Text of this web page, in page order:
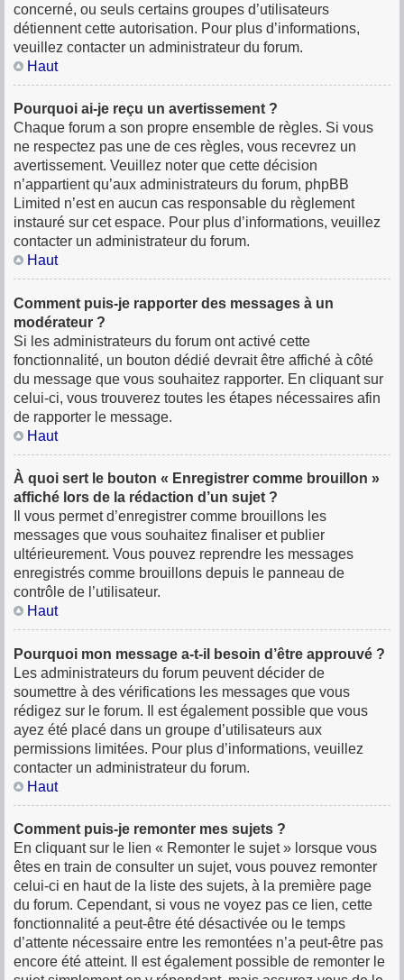
concerné, ou seuls certains groupes d’utilisateurs
détiennent cette autorisation. Pour plus d’informations,
veuillez contacter un administrateur du forum.
Haut
Pourquoi ai-je reçu un avertissement ?
Chaque forum a son propre ensemble de règles. Si vous
ne respectez pas une de ces règles, vous recevrez un
avertissement. Veuillez noter que cette décision
n’appartient qu’aux administrateurs du forum, phpBB
Limited n’est en aucun cas responsable du règlement
instauré sur cet espace. Pour plus d’informations, veuillez
contacter un administrateur du forum.
Haut
Comment puis-je rapporter des messages à un
modérateur ?
Si les administrateurs du forum ont activé cette
fonctionnalité, un bouton dédié devrait être affiché à côté
du message que vous souhaitez rapporter. En cliquant sur
celui-ci, vous trouverez toutes les étapes nécessaires afin
de rapporter le message.
Haut
À quoi sert le bouton « Enregistrer comme brouillon »
affiché lors de la rédaction d’un sujet ?
Il vous permet d’enregistrer comme brouillons les
messages que vous souhaitez finaliser et publier
ultérieurement. Vous pouvez reprendre les messages
enregistrés comme brouillons depuis le panneau de
contrôle de l’utilisateur.
Haut
Pourquoi mon message a-t-il besoin d’être approuvé ?
Les administrateurs du forum peuvent décider de
soumettre à des vérifications les messages que vous
rédigez sur le forum. Il est également possible que vous
ayez été placé dans un groupe d’utilisateurs aux
permissions limitées. Pour plus d’informations, veuillez
contacter un administrateur du forum.
Haut
Comment puis-je remonter mes sujets ?
En cliquant sur le lien « Remonter le sujet » lorsque vous
êtes en train de consulter un sujet, vous pouvez remonter
celui-ci en haut de la liste des sujets, à la première page
du forum. Cependant, si vous ne voyez pas ce lien, cette
fonctionnalité a peut-être été désactivée ou le temps
d’attente nécessaire entre les remontées n’a peut-être pas
encore été atteint. Il est également possible de remonter le